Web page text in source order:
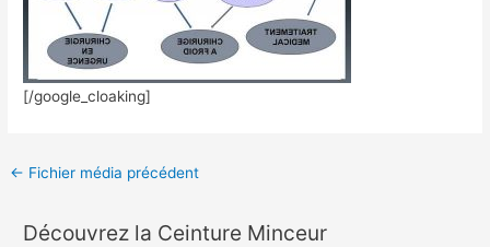
[/google_cloaking]
← Fichier média précédent
Découvrez la Ceinture Minceur